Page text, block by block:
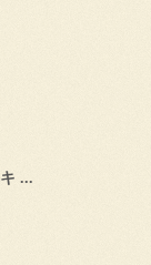
...